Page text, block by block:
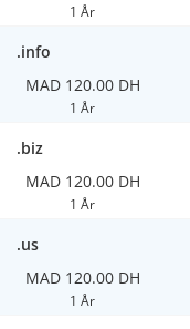
1 År
.info
MAD 120.00 DH
1 År
.biz
MAD 120.00 DH
1 År
.us
MAD 120.00 DH
1 År